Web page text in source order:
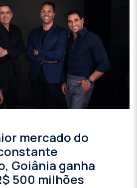
mercado do
Goiânia ganha
500 milhões